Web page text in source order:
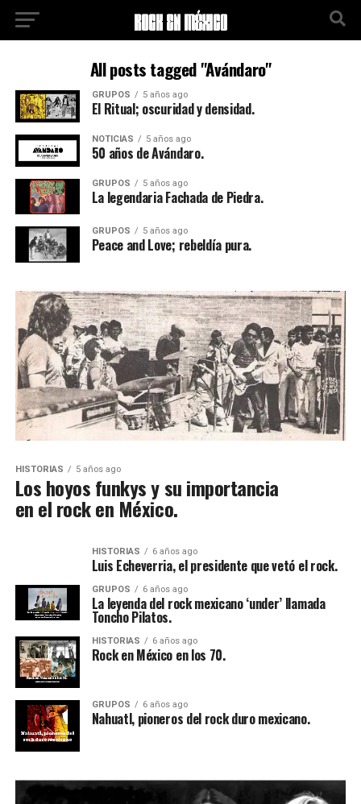
All posts tagged "Avándaro"
GRUPOS 5 años ago
El Ritual; oscuridad y densidad.
NOTICIAS 5 años ago
50 años de Avándaro.
GRUPOS 5 años ago
La legendaria Fachada de Piedra.
GRUPOS 5 años ago
Peace and Love; rebeldía pura.
HISTORIAS 5 años ago
Los hoyos funkys y su importancia
en el rock en México.
HISTORIAS 6 años ago
Luis Echeverria, el presidente que vetó el rock.
GRUPOS 6 años ago
La leyenda del rock mexicano ‘under’ llamada
Toncho Pilatos.
HISTORIAS 6 años ago
Rock en México en los 70.
GRUPOS 6 años ago
Nahuatl, pioneros del rock duro mexicano.